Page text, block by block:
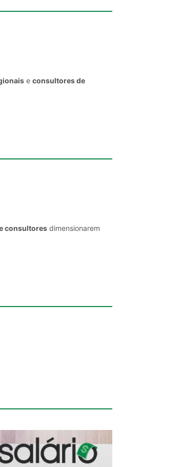
e consultores de
consultores dimensionarem